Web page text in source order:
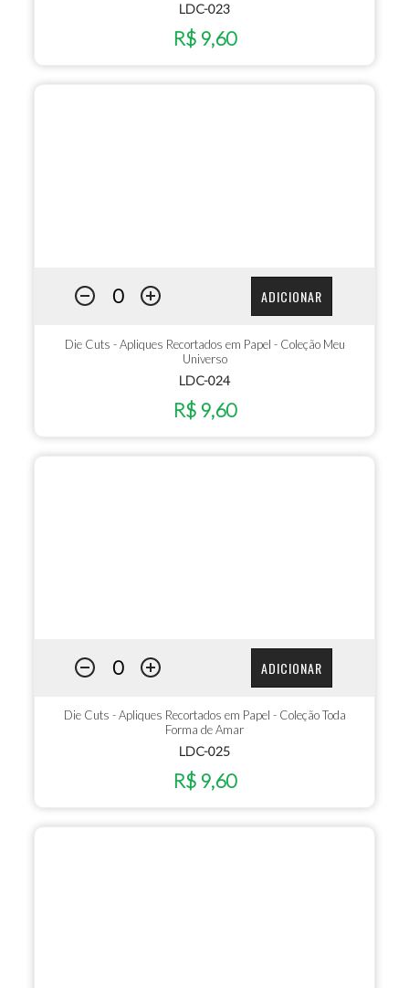
LDC-023
R$ 9,60
ADICIONAR
Die Cuts - Apliques Recortados em Papel - Coleção Meu
Universo
LDC-024
R$ 9,60
ADICIONAR
Die Cuts - Apliques Recortados em Papel - Coleção Toda
Forma de Amar
LDC-025
R$ 9,60